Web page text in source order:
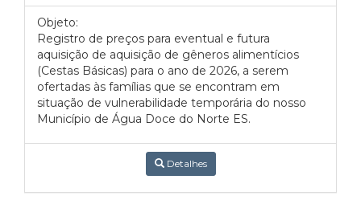
Objeto:
Registro de preços para eventual e futura
aquisição de aquisição de gêneros alimentícios
(Cestas Básicas) para o ano de 2026, a serem
ofertadas às famílias que se encontram em
situação de vulnerabilidade temporária do nosso
Município de Água Doce do Norte ES.
Detalhes